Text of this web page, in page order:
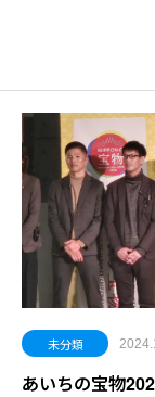
未分類
あいちの宝物